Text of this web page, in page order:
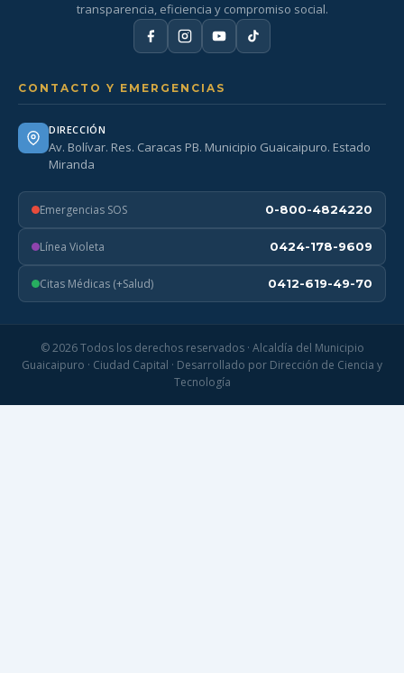
transparencia, eficiencia y compromiso social.
CONTACTO Y EMERGENCIAS
DIRECCIÓN
Av. Bolívar. Res. Caracas PB. Municipio Guaicaipuro. Estado
Miranda
Emergencias SOS 0-800-4824220
Línea Violeta 0424-178-9609
Citas Médicas (+Salud) 0412-619-49-70
© 2026 Todos los derechos reservados · Alcaldía del Municipio
Guaicaipuro · Ciudad Capital · Desarrollado por Dirección de Ciencia y
Tecnología